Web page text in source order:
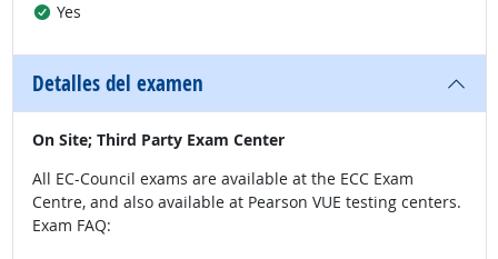
Yes
Detalles del examen
On Site; Third Party Exam Center
All EC-Council exams are available at the ECC Exam
Centre, and also available at Pearson VUE testing centers.
Exam FAQ: